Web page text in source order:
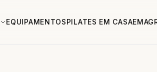
EQUIPAMENTOSPILATES EM CASA